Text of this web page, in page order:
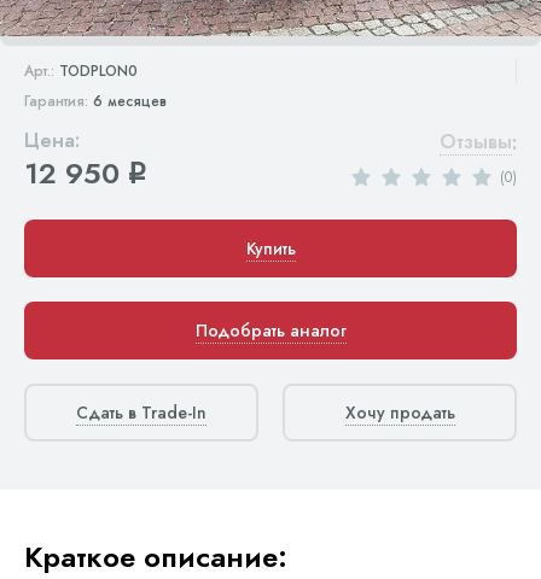
Арт.: TODPLON0
Гарантия: 6 месяцев
Цена:
12 950 q
Отзывы:
(0)
Купить
Подобрать аналог
Сдать в Trade-In Хочу продать
Краткое описание: